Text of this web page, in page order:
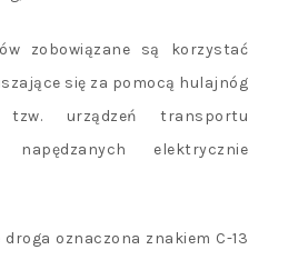
zobowiązane są korzystać
się za pomocą hulajnóg
urządzeń transportu
elektrycznie
oznaczona znakiem C-13